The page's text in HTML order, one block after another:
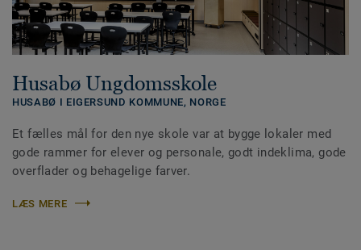
Husabø Ungdomsskole
HUSABØ I EIGERSUND KOMMUNE, NORGE
Et fælles mål for den nye skole var at bygge lokaler med
gode rammer for elever og personale, godt indeklima, gode
overflader og behagelige farver.
LÆS MERE